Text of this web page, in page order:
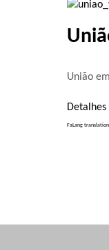
União
FaLang